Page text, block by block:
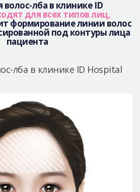
волос-лба в клинике ID
для всех типов лиц,
формирование линии волос
под контуры лица
пациента
лба в клинике ID Hospital